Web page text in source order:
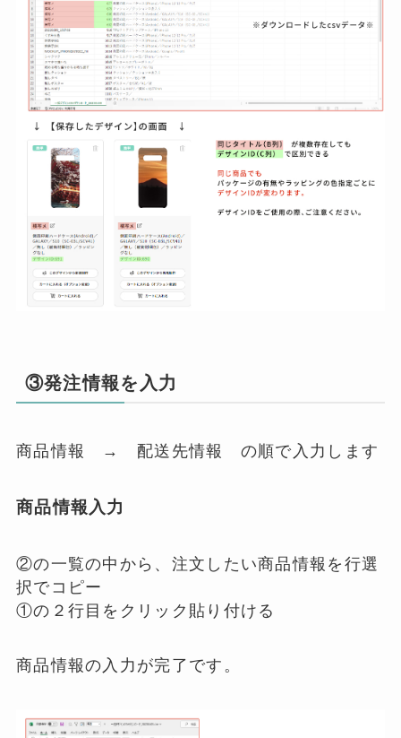
③発注情報を入力
商品情報 → 配送先情報 の順で入力します
商品情報入力
②の一覧の中から、注文したい商品情報を行選
択でコピー
①の２行目をクリック貼り付ける
商品情報の入力が完了です。